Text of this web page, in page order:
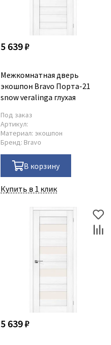
5 639 ₽
Межкомнатная дверь
экошпон Bravo Порта-21
snow veralinga глухая
Под заказ
Артикул:
Материал: экошпон
Бренд: Bravo
В корзину
Купить в 1 клик
5 639 ₽